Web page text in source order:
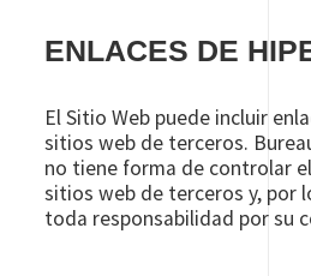
ENLACES DE
El Sitio Web puede incluir
sitios web de terceros.
no tiene forma de controlar
sitios web de terceros y, por
toda responsabilidad por su